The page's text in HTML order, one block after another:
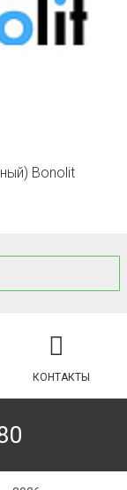
Bonolit
КОНТАКТЫ